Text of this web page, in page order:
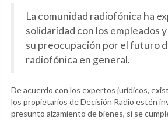
La comunidad radiofónica ha
solidaridad con los empleados
su preocupación por el futuro
radiofónica en general.
De acuerdo con los expertos jurídicos,
los propietarios de Decisión Radio estén
presunto alzamiento de bienes, si se